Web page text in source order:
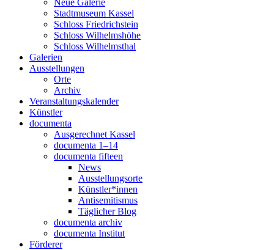
Neue Gale­rie
Stadt­mu­se­um Kassel
Schloss Fried­rich­stein
Schloss Wil­helms­hö­he
Schloss Wil­helms­thal
Gale­rien
Aus­stel­lun­gen
Orte
Archiv
Ver­an­stal­tungs­ka­len­der
Künst­ler
docu­men­ta
Aus­ge­rech­net Kassel
docu­men­ta 1–14
docu­men­ta fifteen
News
Aus­stel­lungs­or­te
Künstler*innen
Anti­se­mi­tis­mus
Täg­li­cher Blog
docu­men­ta archiv
docu­men­ta Institut
För­de­rer